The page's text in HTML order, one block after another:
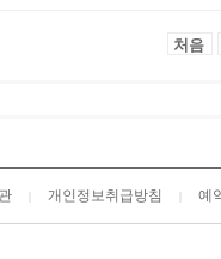
처음
개인정보취급방침 예